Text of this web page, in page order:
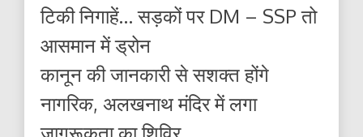
टिकी निगाहें… सड़कों पर DM – SSP तो
आसमान में ड्रोन
कानून की जानकारी से सशक्त होंगे
नागरिक, अलखनाथ मंदिर में लगा